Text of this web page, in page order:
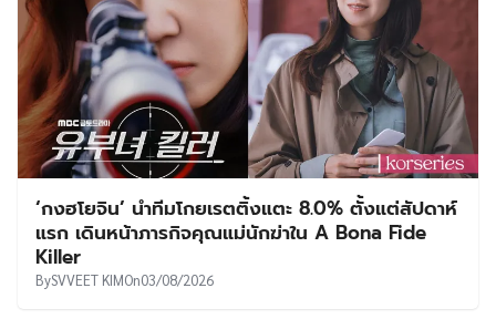
‘กงฮโยจิน’ นำทีมโกยเรตติ้งแตะ 8.0% ตั้งแต่สัปดาห์
แรก เดินหน้าภารกิจคุณแม่นักฆ่าใน A Bona Fide
Killer
BySVVEET KIMOn03/08/2026